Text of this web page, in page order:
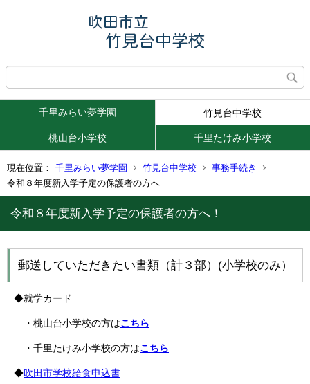
千里みらい夢学園 竹見台中学校
桃山台小学校 千里たけみ小学校
現在位置： 千里みらい夢学園 竹見台中学校
事務手続き
令和８年度新入学予定の保護者の方へ
令和８年度新入学予定の保護者の方へ！
郵送していただきたい書類（計３部）(小学校のみ）
◆就学カード
・桃山台小学校の方はこちら
・千里たけみ小学校の方はこちら
◆吹田市学校給食申込書